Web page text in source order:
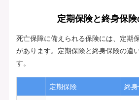
定期保険と終身保
死亡保障に備えられる保険には、定期
があります。定期保険と終身保険の違
す。
定期保険 終